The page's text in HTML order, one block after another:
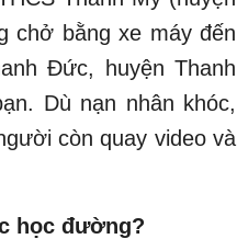
chở bằng xe máy đến
Đức, huyện Thanh
Dù nạn nhân khóc,
còn quay video và
học đường?